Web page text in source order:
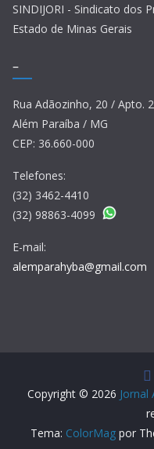
SINDIJORI - Sindicato dos
Estado de Minas Gerais
–
Rua Adãozinho, 20 / Apto.
Além Paraíba / MG
CEP: 36.660-000
Telefones:
(32) 3462-4410
(32) 98863-4099
E-mail:
alemparahyba@gmail.com
Copyright © 2026 Jornal
Tema: ColorMagpor